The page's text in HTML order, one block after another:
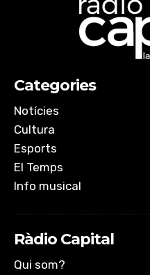
Categories
Notícies
Cultura
Esports
El Temps
Info musical
Ràdio Capital
Qui som?